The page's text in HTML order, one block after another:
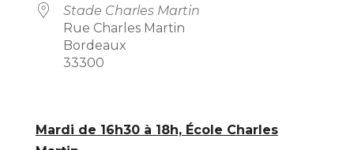
Stade Charles Martin
Rue Charles Martin
Bordeaux
33300
Mardi de 16h30 à 18h, École Charles